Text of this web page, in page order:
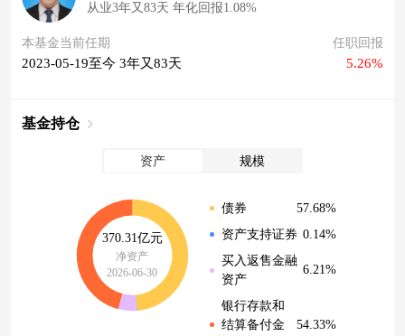
从业3年又83天 年化回报1.08%
本基金当前任期
2023-05-19至今 3年又83天
任职回报
5.26%
基金持仓
资产 规模
370.31亿元
净资产
2026-06-30
债券
57.68%
资产支持证券 0.14%
买入返售金融
资产
6.21%
银行存款和
结算备付金
54.33%